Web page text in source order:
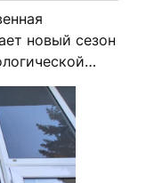
новый сезон
или
в течение...